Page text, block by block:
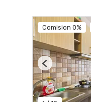
Comision 0%
Previous